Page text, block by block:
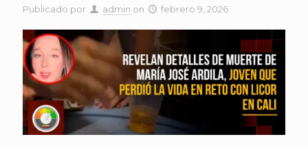
Publicado por admin on febrero 9, 2026